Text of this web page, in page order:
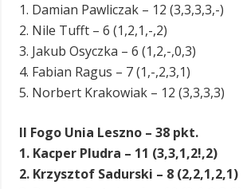
1. Damian Pawliczak – 12 (3,3,3,3,-)
2. Nile Tufft – 6 (1,2,1,-,2)
3. Jakub Osyczka – 6 (1,2,-,0,3)
4. Fabian Ragus – 7 (1,-,2,3,1)
5. Norbert Krakowiak – 12 (3,3,3,3)
II Fogo Unia Leszno – 38 pkt.
1. Kacper Pludra – 11 (3,3,1,2!,2)
2. Krzysztof Sadurski – 8 (2,2,1,2,1)